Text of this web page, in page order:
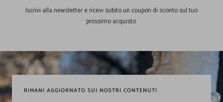
Iscrivi alla newsletter e ricevi subito un coupon di sconto sul tuo
prossimo acquisto.
RIMANI AGGIORNATO SUI NOSTRI CONTENUTI